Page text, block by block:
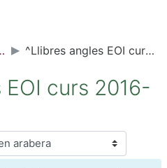
lingüístics ^Llibres angles EOI curs 2016-17
curs 2016-